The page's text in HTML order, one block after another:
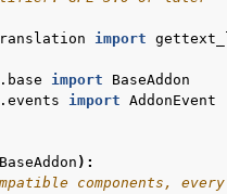
import
import
BaseAddon
import AddonEvent
BaseAddon ):
components,